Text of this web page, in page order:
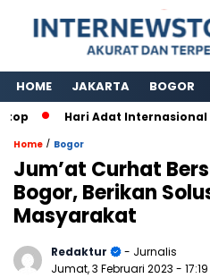
HOME JAKARTA BOGOR
Hari Adat Internasional Ke 39
Home / Bogor
Jum’at Curhat
Bogor, Berikan
Masyarakat
Redaktur
- Jurnalis
Jumat, 3 Februari 2023 -